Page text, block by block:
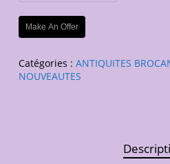
Make An Offer
Catégories : ANTIQUITES
NOUVEAUTES